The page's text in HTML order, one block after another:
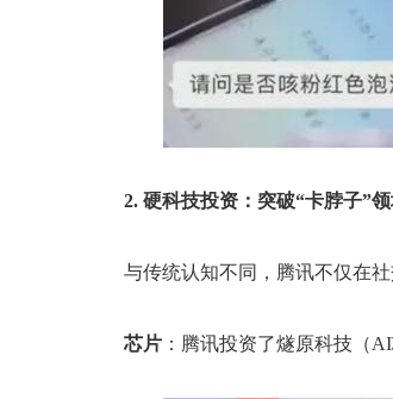
2. 硬科技投资：突破“卡脖子”
与传统认知不同，腾讯不仅在
芯片 ：腾讯投资了燧原科技（